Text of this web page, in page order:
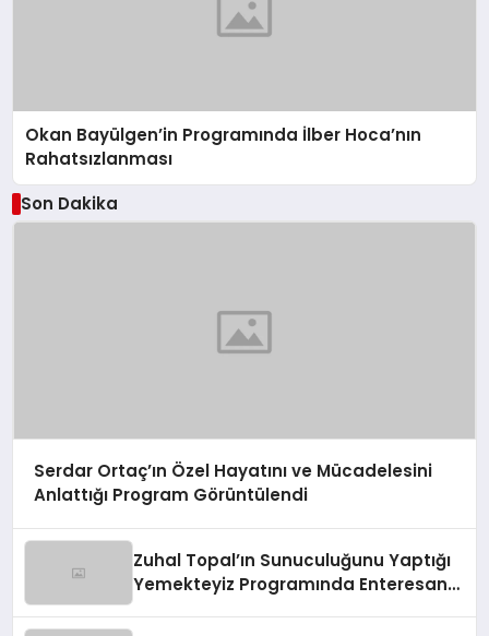
Okan Bayülgen’in Programında İlber Hoca’nın
Rahatsızlanması
Son Dakika
Serdar Ortaç’ın Özel Hayatını ve Mücadelesini
Anlattığı Program Görüntülendi
Zuhal Topal’ın Sunuculuğunu Yaptığı
Yemekteyiz Programında Enteresan